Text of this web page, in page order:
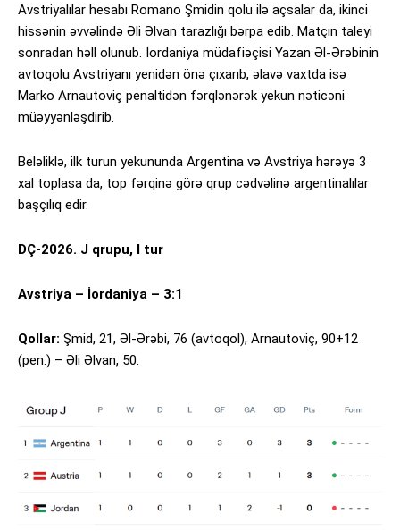
Avstriyalılar hesabı Romano Şmidin qolu ilə açsalar da, ikinci
hissənin əvvəlində Əli Əlvan tarazlığı bərpa edib. Matçın taleyi
sonradan həll olunub. İordaniya müdafiəçisi Yazan Əl-Ərəbinin
avtoqolu Avstriyanı yenidən önə çıxarıb, əlavə vaxtda isə
Marko Arnautoviç penaltidən fərqlənərək yekun nəticəni
müəyyənləşdirib.
Beləliklə, ilk turun yekununda Argentina və Avstriya hərəyə 3
xal toplasa da, top fərqinə görə qrup cədvəlinə argentinalılar
başçılıq edir.
DÇ-2026. J qrupu, I tur
Avstriya – İordaniya – 3:1
Qollar: Şmid, 21, Əl-Ərəbi, 76 (avtoqol), Arnautoviç, 90+12
(pen.) – Əli Əlvan, 50.